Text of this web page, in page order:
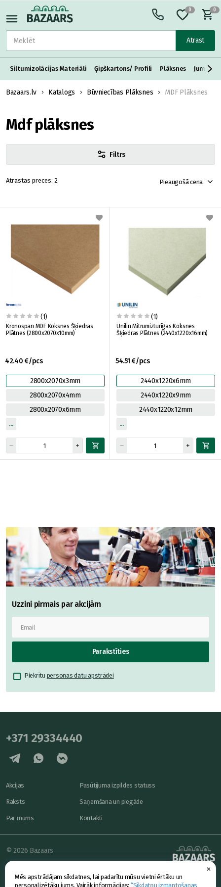
×
Mēs apstrādājam sīkdatnes, lai padarītu mūsu vietni ērtāku un
personalizētāku jums. Vairāk informācijas: “Sīkdatņu izmantošanas
Atrast
0 0
Siltumizolācijas Materiāli Ģipškartons/ Profili Plāksnes Jumta
Bazaars.lv Katalogs Būvniecības Plāksnes MDF Plāksnes
Mdf plāksnes
Filtrs
2 Pieaugošā cena
(1)
Kronospan MDF Koksnes Šķiedras
Plātnes (2800x2070x10mm)
42.40 €/pcs
2800x2070x3mm
2800x2070x4mm
2800x2070x6mm
(1)
Unilin Mitrumizturīgas Koksnes
Šķiedras Plātnes (2440x1220x16mm)
54.51 €/pcs
2440x1220x6mm
2440x1220x9mm
2440x1220x12mm
Uzzini pirmais par akcijām
Parakstīties
Piekrītu personas datu apstrādei
+371 29334440
Akcijas
Raksts
Par mums
Pasūtījuma izpildes statuss
Saņemšana un piegāde
Kontakti
powered by
© 2026 Bazaars
Konfidencialitāte
Piedāvājums